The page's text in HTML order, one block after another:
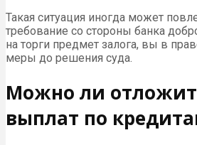
Такая ситуация иногда может
требование со стороны банка
на торги предмет залога, вы в
меры до решения суда.
Можно ли
выплат по